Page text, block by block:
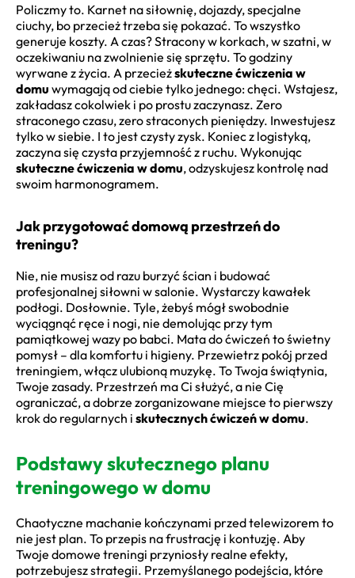
Policzmy to. Karnet na siłownię, dojazdy, specjalne
ciuchy, bo przecież trzeba się pokazać. To wszystko
generuje koszty. A czas? Stracony w korkach, w szatni, w
oczekiwaniu na zwolnienie się sprzętu. To godziny
wyrwane z życia. A przecieżskuteczne ćwiczenia w
domu wymagają od ciebie tylko jednego: chęci. Wstajesz,
zakładasz cokolwiek i po prostu zaczynasz. Zero
straconego czasu, zero straconych pieniędzy. Inwestujesz
tylko w siebie. I to jest czysty zysk. Koniec z logistyką,
zaczyna się czysta przyjemność z ruchu. Wykonując
skuteczne ćwiczenia w domu, odzyskujesz kontrolę nad
swoim harmonogramem.
Jak przygotować domową przestrzeń do
treningu?
Nie, nie musisz od razu burzyć ścian i budować
profesjonalnej siłowni w salonie. Wystarczy kawałek
podłogi. Dosłownie. Tyle, żebyś mógł swobodnie
wyciągnąć ręce i nogi, nie demolując przy tym
pamiątkowej wazy po babci. Mata do ćwiczeń to świetny
pomysł – dla komfortu i higieny. Przewietrz pokój przed
treningiem, włącz ulubioną muzykę. To Twoja świątynia,
Twoje zasady. Przestrzeń ma Ci służyć, a nie Cię
ograniczać, a dobrze zorganizowane miejsce to pierwszy
krok do regularnych i skutecznych ćwiczeń w domu.
Podstawy skutecznego planu
treningowego w domu
Chaotyczne machanie kończynami przed telewizorem to
nie jest plan. To przepis na frustrację i kontuzję. Aby
Twoje domowe treningi przyniosły realne efekty,
potrzebujesz strategii. Przemyślanego podejścia, które